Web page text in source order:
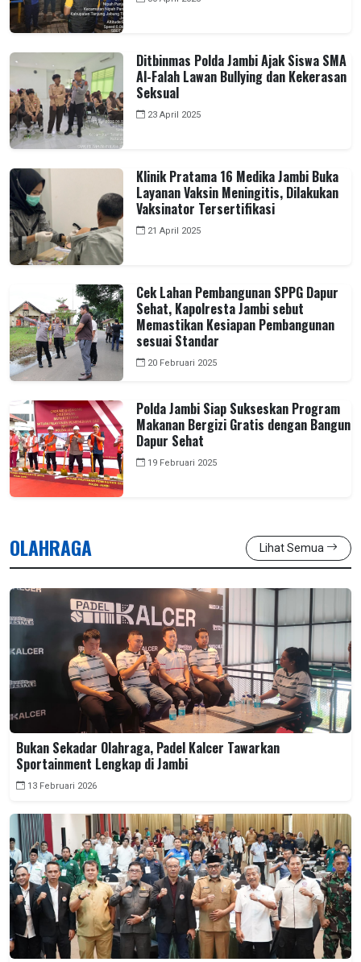
Ditbinmas Polda Jambi Ajak Siswa SMA
Al-Falah Lawan Bullying dan Kekerasan
Seksual
23 April 2025
Klinik Pratama 16 Medika Jambi Buka
Layanan Vaksin Meningitis, Dilakukan
Vaksinator Tersertifikasi
21 April 2025
Cek Lahan Pembangunan SPPG Dapur
Sehat, Kapolresta Jambi sebut
Memastikan Kesiapan Pembangunan
sesuai Standar
20 Februari 2025
Polda Jambi Siap Sukseskan Program
Makanan Bergizi Gratis dengan Bangun
Dapur Sehat
19 Februari 2025
OLAHRAGA Lihat Semua
Bukan Sekadar Olahraga, Padel Kalcer Tawarkan
Sportainment Lengkap di Jambi
13 Februari 2026